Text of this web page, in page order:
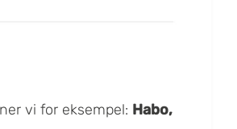
vi for eksempel: Habo,